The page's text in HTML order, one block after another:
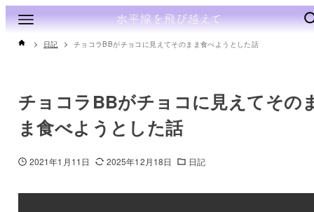
日記 チョコラBBがチョコに見えてそのまま食べようとした話
チョコラBBがチョコに見えてその
ま食べようとした話
2021年1月11日 2025年12月18日 日記